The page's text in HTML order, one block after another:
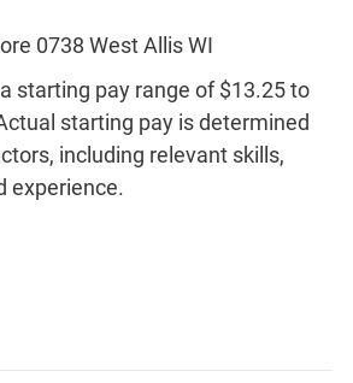
0738 West Allis WI
starting pay range of $13.25 to
starting pay is determined
including relevant skills,
experience.